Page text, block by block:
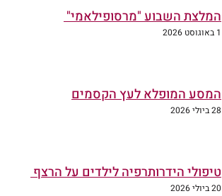
המלצת השבוע "מרסופילאמי"
1 באוגוסט 2026
המסע המופלא לעץ הקסמים
28 ביולי 2026
טיפולי הידרותרפיה לילדים על הרצף
20 ביולי 2026